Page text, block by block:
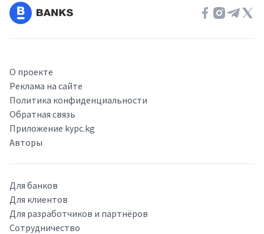
О проекте
Реклама на сайте
Политика конфиденциальности
Обратная связь
Приложение kypc.kg
Авторы
Для банков
Для клиентов
Для разработчиков и партнёров
Сотрудничество